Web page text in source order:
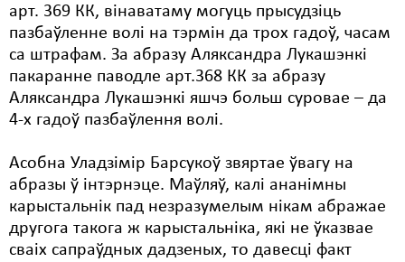
арт. 369 КК, вінаватаму могуць прысудзіць
пазбаўленне волі на тэрмін да трох гадоў, часам
са штрафам. За абразу Аляксандра Лукашэнкі
пакаранне паводле арт.368 КК за абразу
Аляксандра Лукашэнкі яшчэ больш суровае – да
4-х гадоў пазбаўлення волі.
Асобна Уладзімір Барсукоў звяртае ўвагу на
абразы ў інтэрнэце. Маўляў, калі ананімны
карыстальнік пад незразумелым нікам абражае
другога такога ж карыстальніка, які не ўказвае
сваіх сапраўдных дадзеных, то давесці факт